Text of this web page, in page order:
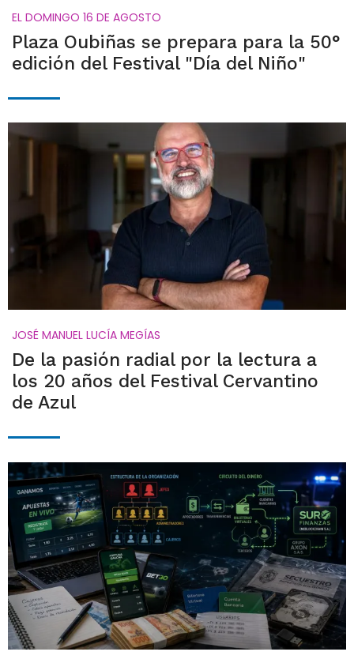
EL DOMINGO 16 DE AGOSTO
Plaza Oubiñas se prepara para la 50°
edición del Festival "Día del Niño"
JOSÉ MANUEL LUCÍA MEGÍAS
De la pasión radial por la lectura a
los 20 años del Festival Cervantino
de Azul